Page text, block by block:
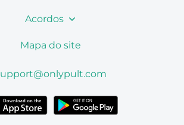
Acordos
Mapa do site